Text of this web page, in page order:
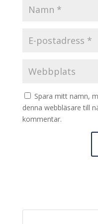
Spara mitt namn,
denna webbläsare till
kommentar.